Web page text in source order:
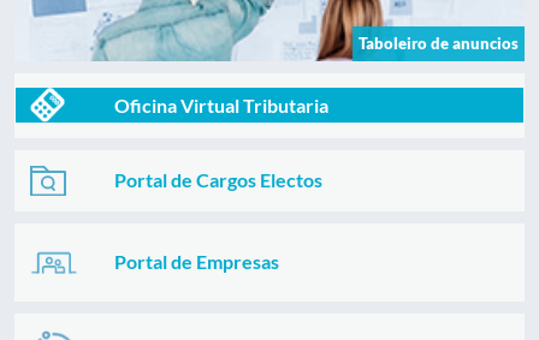
Taboleiro de anuncios
Oficina Virtual Tributaria
Portal de Cargos Electos
Portal de Empresas